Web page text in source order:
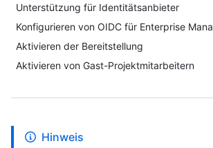
Unterstützung für Identitätsanbieter
Konfigurieren von OIDC für Enterprise
Aktivieren der Bereitstellung
Aktivieren von Gast-Projektmitarbeitern
Hinweis